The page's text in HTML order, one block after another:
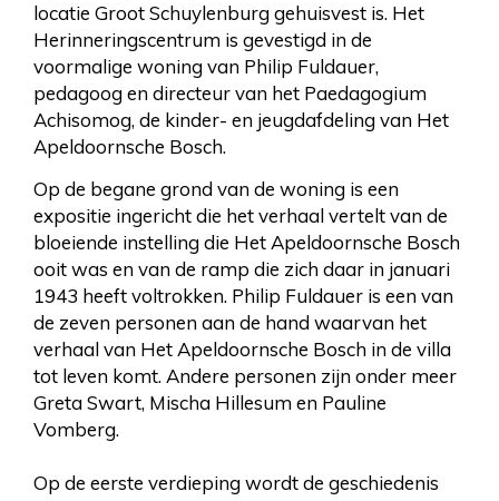
locatie Groot Schuylenburg gehuisvest is. Het
Herinneringscentrum is gevestigd in de
voormalige woning van Philip Fuldauer,
pedagoog en directeur van het Paedagogium
Achisomog, de kinder- en jeugdafdeling van Het
Apeldoornsche Bosch.
Op de begane grond van de woning is een
expositie ingericht die het verhaal vertelt van de
bloeiende instelling die Het Apeldoornsche Bosch
ooit was en van de ramp die zich daar in januari
1943 heeft voltrokken. Philip Fuldauer is een van
de zeven personen aan de hand waarvan het
verhaal van Het Apeldoornsche Bosch in de villa
tot leven komt. Andere personen zijn onder meer
Greta Swart, Mischa Hillesum en Pauline
Vomberg.
Op de eerste verdieping wordt de geschiedenis